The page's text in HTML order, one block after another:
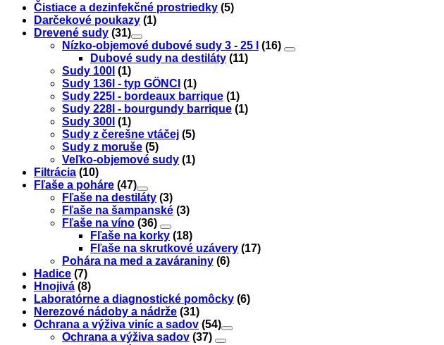
Čistiace a dezinfekčné prostriedky (5)
Darčekové poukazy (1)
Drevené sudy (31)
Nízko-objemové dubové sudy 3 - 25 l
(16)
Dubové sudy na destiláty (11)
Sudy 100l (1)
Sudy 136l - typ GÖNCI (1)
Sudy 225l - bordeaux barrique (1)
Sudy 228l - bourgundy barrique (1)
Sudy 300l (1)
Sudy z čerešne vtáčej (5)
Sudy z moruše (5)
Veľko-objemové sudy (1)
Filtrácia (10)
Fľaše a poháre (47)
Fľaše na destiláty (3)
Fľaše na šampanské (3)
Fľaše na víno (36)
Fľaše na korky (18)
Fľaše na skrutkové uzávery (17)
Pohára na med a zaváraniny (6)
Hadice (7)
Hnojivá (8)
Laboratórne a diagnostické pomôcky (6)
Nerezové nádoby a nádrže (31)
Ochrana a výživa viníc a sadov (54)
Ochrana a výživa sadov (37)